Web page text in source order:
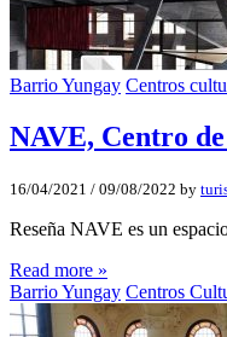
Barrio Yungay Centros
NAVE, Centro
16/04/2021 / 09/08/2022 by
Reseña NAVE es un
Read more »
Barrio Yungay Centros